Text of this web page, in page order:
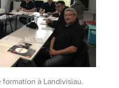
à Landivisiau.